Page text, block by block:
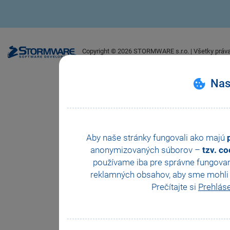
Aby naše stránky fungovali ako majú
anonymizovaných súborov – tzv.
používame iba pre správne
reklamných obsahov, aby sme
Prečítajte si
Copyright © 2026 STORMWARE s.r.o. | Všetky